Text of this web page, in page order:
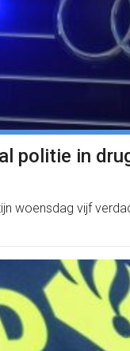
politie in
woensdag vijf